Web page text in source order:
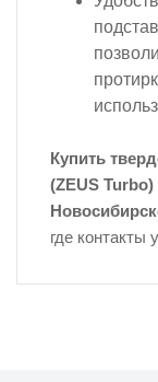
Купить
(ZEUS
где контакты